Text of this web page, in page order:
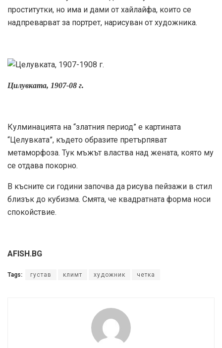
проститутки, но има и дами от хайлайфа, които се
надпреварват за портрет, нарисуван от художника.
Цилувката, 1907-08 г.
Кулминацията на “златния период” е картината
“Целувката”, където образите претърпяват
метаморфоза. Тук мъжът властва над жената, която му
се отдава покорно.
В късните си години започва да рисува пейзажи в стил
близък до кубизма. Смята, че квадратната форма носи
спокойствие.
AFISH.BG
Tags: густав климт художник четка